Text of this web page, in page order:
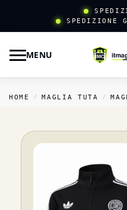
SPEDIZIONE
MENU
HOME / MAGLIA TUTA /